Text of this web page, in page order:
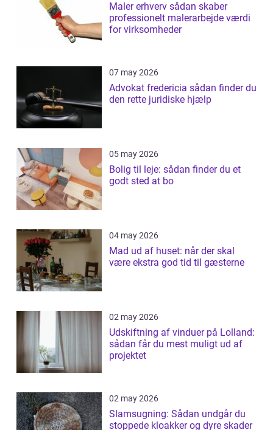
Maler erhverv sådan skaber
professionelt malerarbejde værdi
for virksomheder
07 may 2026
Advokat fredericia sådan finder du
den rette juridiske hjælp
05 may 2026
Bolig til leje: sådan finder du et
godt sted at bo
04 may 2026
Mad ud af huset: når der skal
være ekstra god tid til gæsterne
02 may 2026
Udskiftning af vinduer på Lolland:
sådan får du mest muligt ud af
projektet
02 may 2026
Slamsugning: Sådan undgår du
stoppede kloakker og dyre skader